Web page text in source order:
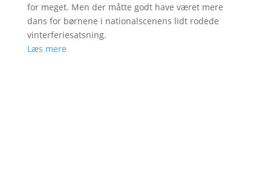
for meget. Men der måtte godt have været mere
dans for børnene i nationalscenens lidt rodede
vinterferiesatsning.
Læs mere